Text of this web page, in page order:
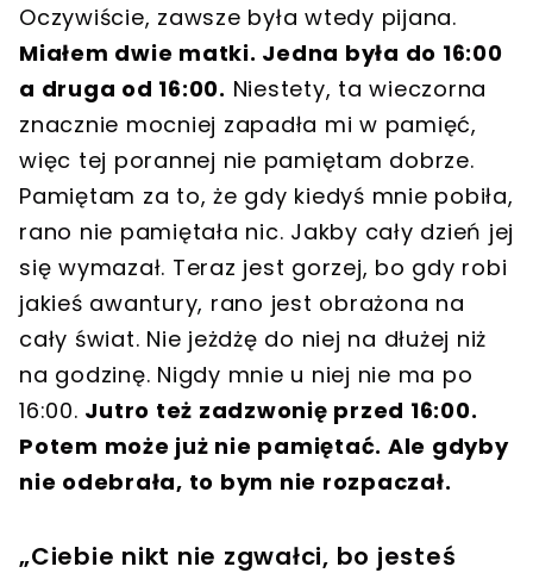
Oczywiście, zawsze była wtedy pijana.
Miałem dwie matki. Jedna była do 16:00
a druga od 16:00. Niestety, ta wieczorna
znacznie mocniej zapadła mi w pamięć,
więc tej porannej nie pamiętam dobrze.
Pamiętam za to, że gdy kiedyś mnie pobiła,
rano nie pamiętała nic. Jakby cały dzień jej
się wymazał. Teraz jest gorzej, bo gdy robi
jakieś awantury, rano jest obrażona na
cały świat. Nie jeżdżę do niej na dłużej niż
na godzinę. Nigdy mnie u niej nie ma po
16:00. Jutro też zadzwonię przed 16:00.
Potem może już nie pamiętać. Ale gdyby
nie odebrała, to bym nie rozpaczał.
„Ciebie nikt nie zgwałci, bo jesteś